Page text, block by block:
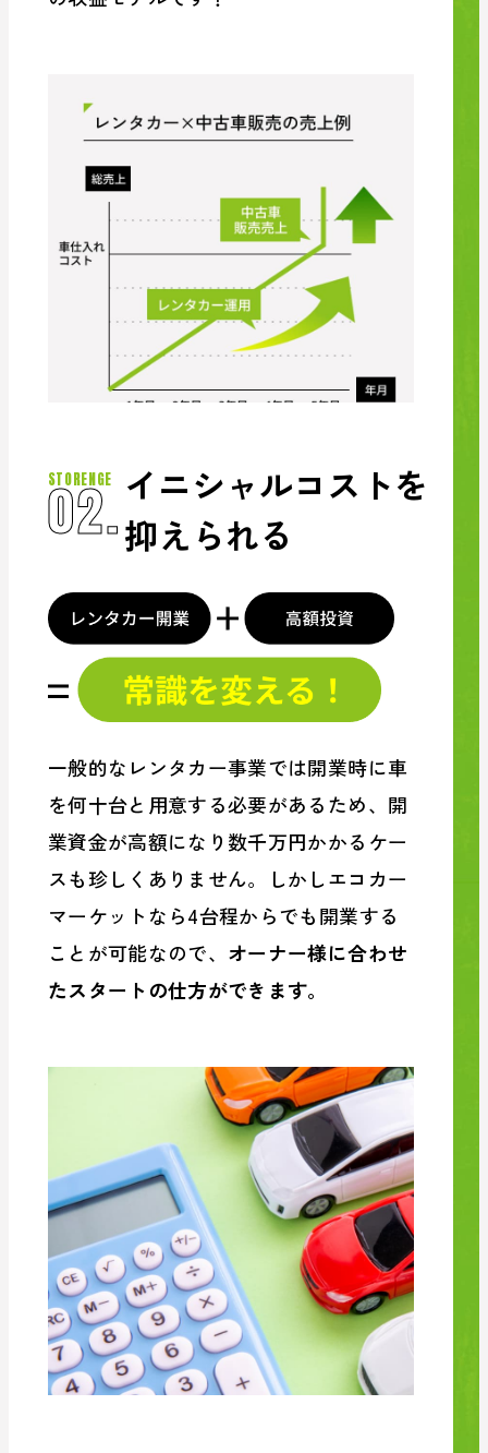
STORENGE
02. イニシャルコストを
抑えられる
一般的なレンタカー事業では開業時に車
を何十台と用意する必要があるため、開
業資金が高額になり数千万円かかるケー
スも珍しくありません。しかしエコカー
マーケットなら4台程からでも開業する
ことが可能なので、 オーナー様に合わせ
たスタートの仕方ができます。